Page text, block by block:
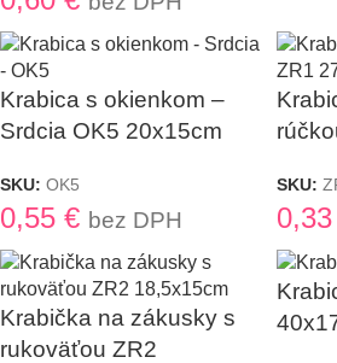
Krabica s okienkom –
Srdcia OK5 20x15cm
SKU: OK5
0,55 € bez DPH
SKU:
0,33
Krabička na zákusky s
rukoväťou ZR2